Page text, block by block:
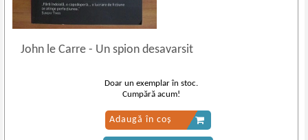
John le Carre- Un spion desavarsit
Doar un exemplar în stoc.
Cumpără acum!
Adaugă în coș